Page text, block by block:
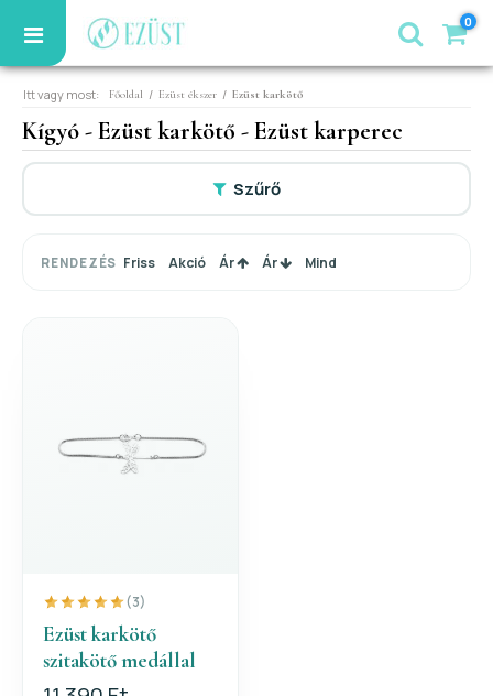
0
Itt vagy most: Főoldal / Ezüst ékszer / Ezüst karkötő
Kígyó - Ezüst karkötő - Ezüst karperec
Szűrő
RENDEZÉS Friss Akció Ár Ár Mind
(3)
Ezüst karkötő
szitakötő medállal